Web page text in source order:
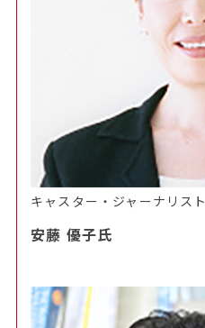
キャスター・ジャーナリスト
安藤 優子氏